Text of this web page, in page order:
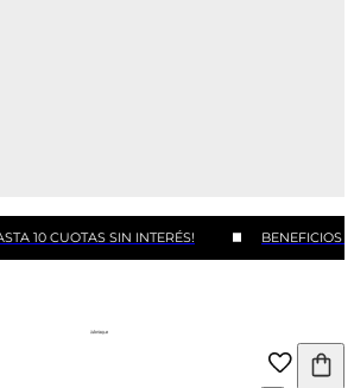
10 CUOTAS SIN INTERÉS! BENEFICIOS